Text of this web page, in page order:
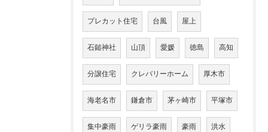
プレカット住宅 台風 屋上
石鎚神社 山頂 愛媛 徳島 高知
分譲住宅 クレバリーホーム 厚木市
海老名市 鎌倉市 茅ヶ崎市 平塚市
集中豪雨 ゲリラ豪雨 豪雨 洪水